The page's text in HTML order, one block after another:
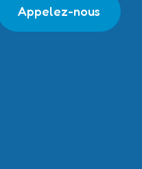
Appelez-nous